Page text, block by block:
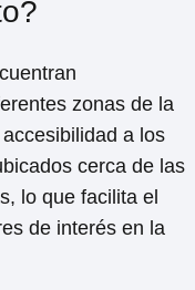
de
de
se realiza
privacidad de los